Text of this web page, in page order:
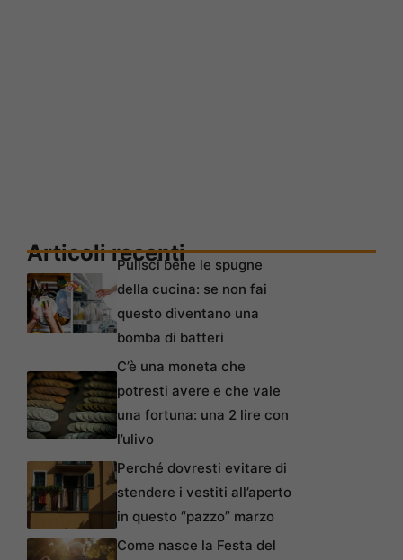
Articoli recentiPulisci bene le spugne
della cucina: se non fai
questo diventano una
bomba di batteri
C’è una moneta che
potresti avere e che vale
una fortuna: una 2 lire con
l’ulivo
Perché dovresti evitare di
stendere i vestiti all’aperto
in questo “pazzo” marzo
Come nasce la Festa del